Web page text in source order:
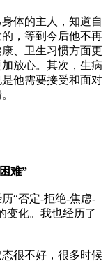
体的主人，知道自
，等到今后他不再
、卫生习惯方面更
放心。其次，生病
他需要接受和面对
难”
“否定-拒绝-焦虑-
变化。我也经历了
很不好，很多时候